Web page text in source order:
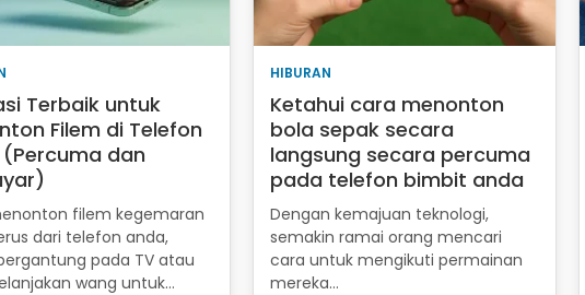
Terbaik untuk
Filem di Telefon
dan
filem kegemaran
dari telefon anda,
pada TV atau
wang untuk…
HIBURAN
Ketahui cara menonton
bola sepak secara
langsung secara percuma
pada telefon bimbit anda
Dengan kemajuan teknologi,
semakin ramai orang mencari
cara untuk mengikuti permainan
mereka…